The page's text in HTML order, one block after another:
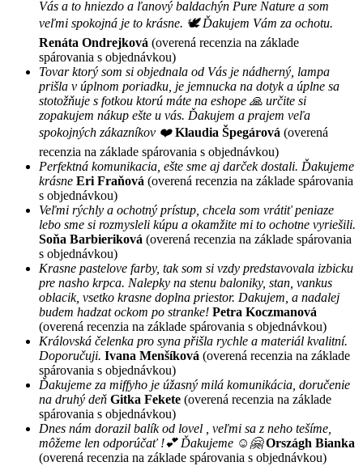
Vás a to hniezdo a ľanový baldachýn Pure Nature a som
veľmi spokojná je to krásne. 🕊 Ďakujem Vám za ochotu.
Renáta Ondrejková (overená recenzia na základe
spárovania s objednávkou)
Tovar ktorý som si objednala od Vás je nádherný, lampa
prišla v úplnom poriadku, je jemnucka na dotyk a úplne sa
stotožňuje s fotkou ktorú máte na eshope 🙏 určite si
zopakujem nákup ešte u vás. Ďakujem a prajem veľa
spokojných zákazníkov ❤️ Klaudia Špegárová (overená
recenzia na základe spárovania s objednávkou)
Perfektná komunikacia, ešte sme aj darček dostali. Ďakujeme
krásne Eri Fraňová (overená recenzia na základe spárovania
s objednávkou)
Veľmi rýchly a ochotný prístup, chcela som vrátiť peniaze
lebo sme si rozmysleli kúpu a okamžite mi to ochotne vyriešili.
Soňa Barbieriková (overená recenzia na základe spárovania
s objednávkou)
Krasne pastelove farby, tak som si vzdy predstavovala izbicku
pre nasho krpca. Nalepky na stenu baloniky, stan, vankus
oblacik, vsetko krasne doplna priestor. Dakujem, a nadalej
budem hadzat ockom po stranke! Petra Koczmanová
(overená recenzia na základe spárovania s objednávkou)
Královská čelenka pro syna přišla rychle a materiál kvalitní.
Doporučuji. Ivana Menšíková (overená recenzia na základe
spárovania s objednávkou)
Ďakujeme za miffyho je úžasný milá komunikácia, doručenie
na druhý deň Gitka Fekete (overená recenzia na základe
spárovania s objednávkou)
Dnes nám dorazil balík od lovel , veľmi sa z neho tešíme,
môžeme len odporúčať !💕 Ďakujeme ☺️🤗 Országh Bianka
(overená recenzia na základe spárovania s objednávkou)